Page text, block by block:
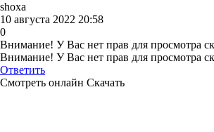
shoxa
10 августа 2022 20:58
0
Внимание! У Вас нет прав для просмотра
Внимание! У Вас нет прав для просмотра
Ответить
Смотреть онлайн Скачать